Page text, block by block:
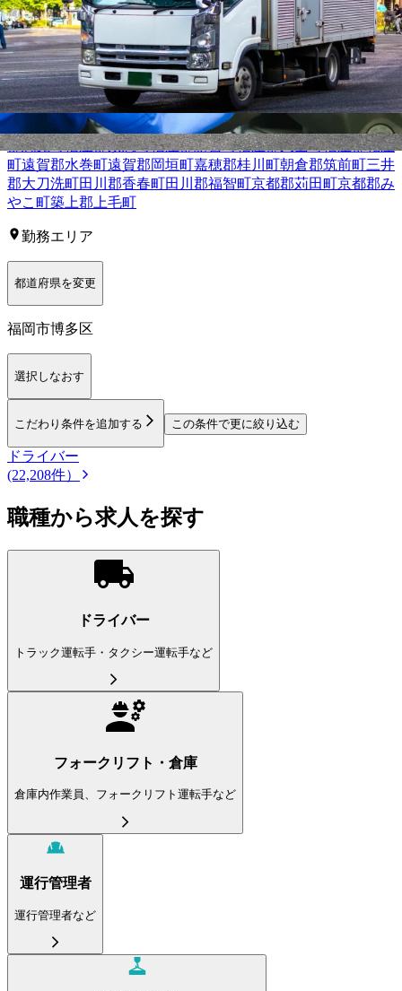
北九州市門司区北九州市若松区北九州市戸畑区北九州市小倉
北区北九州市小倉南区 北九州市八幡東区北九州市八幡西区福
岡市東区福岡市博多区福岡市中央区福岡市南区 福岡市西区福
岡市城南区福岡市早良区大牟田市久留米市直方市 飯塚市田川
市柳川市八女市筑後市大川市行橋市中間市筑紫野市春日市
野城市宗像市太宰府市古賀市 福津市うきは市宮若市嘉麻市朝
みやま市糸島市那珂川市糟屋郡宇美町糟屋郡篠栗町糟屋
郡志免町 糟屋郡須惠町糟屋郡新宮町糟屋郡久山町糟屋郡粕屋
町遠賀郡水巻町遠賀郡岡垣町嘉穂郡桂川町朝倉郡筑前町三井
郡大刀洗町田川郡香春町田川郡福智町京都郡苅田町京都郡み
やこ町築上郡上毛町
勤務エリア
都道府県を変更
福岡市博多区
選択しなおす
こだわり条件を追加する この条件で更に絞り込む
ドライバー
(22,208件）
職種から求人を探す
ドライバー
トラック運転手・タクシー運転手など
フォークリフト・倉庫
倉庫内作業員、フォークリフト運転手など
運行管理者
運行管理者など